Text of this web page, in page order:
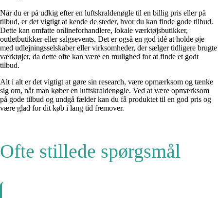
Når du er på udkig efter en luftskraldenøgle til en billig pris eller på
tilbud, er det vigtigt at kende de steder, hvor du kan finde gode tilbud.
Dette kan omfatte onlineforhandlere, lokale værktøjsbutikker,
outletbutikker eller salgsevents. Det er også en god idé at holde øje
med udlejningsselskaber eller virksomheder, der sælger tidligere brugte
værktøjer, da dette ofte kan være en mulighed for at finde et godt
tilbud.
Alt i alt er det vigtigt at gøre sin research, være opmærksom og tænke
sig om, når man køber en luftskraldenøgle. Ved at være opmærksom
på gode tilbud og undgå fælder kan du få produktet til en god pris og
være glad for dit køb i lang tid fremover.
Ofte stillede spørgsmål